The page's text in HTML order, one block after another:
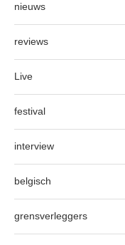
nieuws
reviews
Live
festival
interview
belgisch
grensverleggers